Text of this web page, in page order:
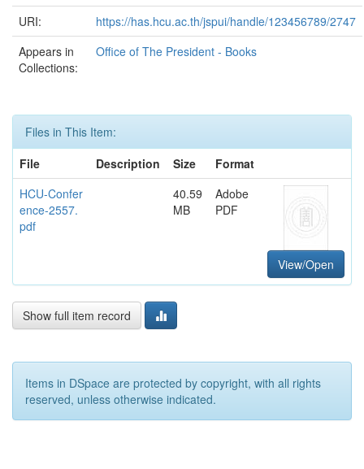
URI:
https://has.hcu.ac.th/jspui/handle/123456789/2747
Appears in
Collections:
Office of The President - Books
Files in This Item:
File
Description Size
Format
HCU-Confer
ence-2557.
pdf
40.59
MB
Adobe
PDF
View/Open
Show full item record
Items in DSpace are protected by copyright, with all rights
reserved, unless otherwise indicated.